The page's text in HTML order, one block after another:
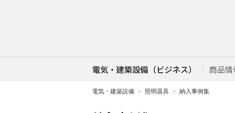
電気・建築設備（ビジネス） 商品情
電気・建築設備 照明器具 納入事例集